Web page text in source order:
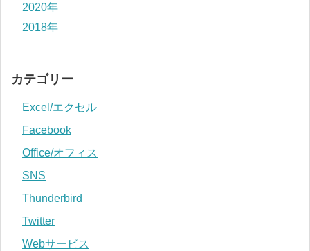
2020年
2018年
カテゴリー
Excel/エクセル
Facebook
Office/オフィス
SNS
Thunderbird
Twitter
Webサービス